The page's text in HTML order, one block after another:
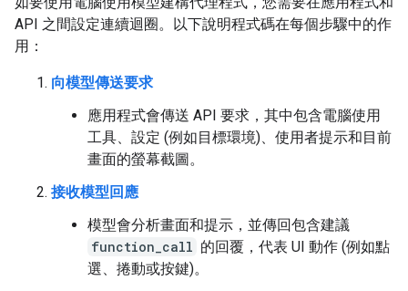
API 之間設定連續迴圈。以下說明程式碼在每個步驟中的作
用：
向模型傳送要求
應用程式會傳送 API 要求，其中包含電腦使用
工具、設定 (例如目標環境)、使用者提示和目前
畫面的螢幕截圖。
接收模型回應
模型會分析畫面和提示，並傳回包含建議
function_call 的回覆，代表 UI 動作 (例如點
選、捲動或按鍵)。